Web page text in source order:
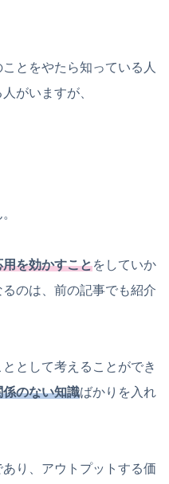
とをやたら知っている人
がいますが、
用を効かすことをしていか
のは、前の記事でも紹介
として考えることができ
係のない知識ばかりを入れ
り、アウトプットする価